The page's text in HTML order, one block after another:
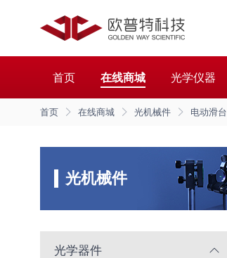
首页 在线商城 光学仪器
首页 在线商城 光机械件 电动滑台
光机械件
光学器件